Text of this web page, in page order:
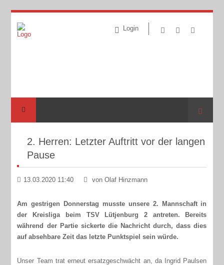
Login
Suche
2. Herren: Letzter Auftritt vor der langen
Pause
13.03.2020 11:40 von Olaf Hinzmann
Am gestrigen Donnerstag musste unsere 2. Mannschaft in
der Kreisliga beim TSV Lütjenburg 2 antreten. Bereits
während der Partie sickerte die Nachricht durch, dass dies
auf absehbare Zeit das letzte Punktspiel sein würde.
Unser Team trat erneut ersatzgeschwächt an, da Ingrid Paulsen